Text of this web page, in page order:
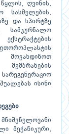
ღვინის,
და სპირტზე
სამკურნალო
ისინი
მექანიკური,